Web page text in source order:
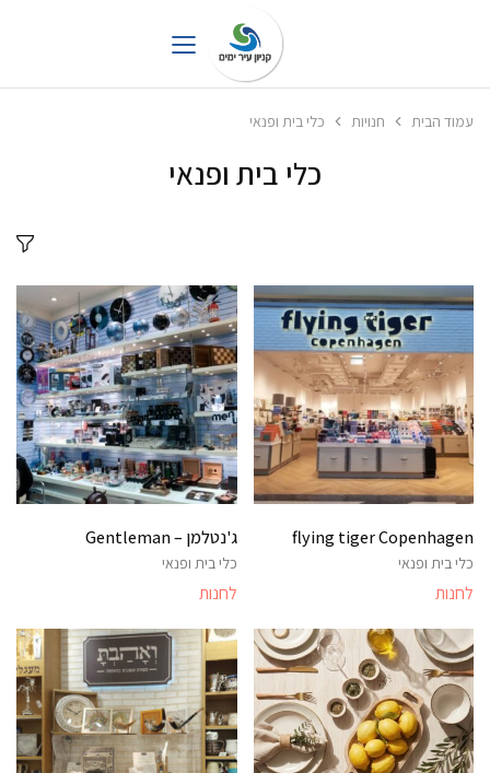
עמוד הבית חנויות כלי בית ופנאי
כלי בית ופנאי
כלי בית ופנאי
flying tiger Copenhagen
לחנות
כלי בית ופנאי
ג'נטלמן – Gentleman
לחנות